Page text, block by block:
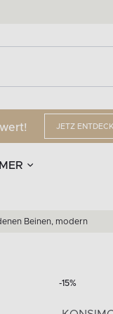
JETZ
zu 34 %
Beinen, modern
-15%